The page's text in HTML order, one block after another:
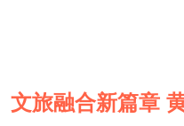
文旅融合新篇章